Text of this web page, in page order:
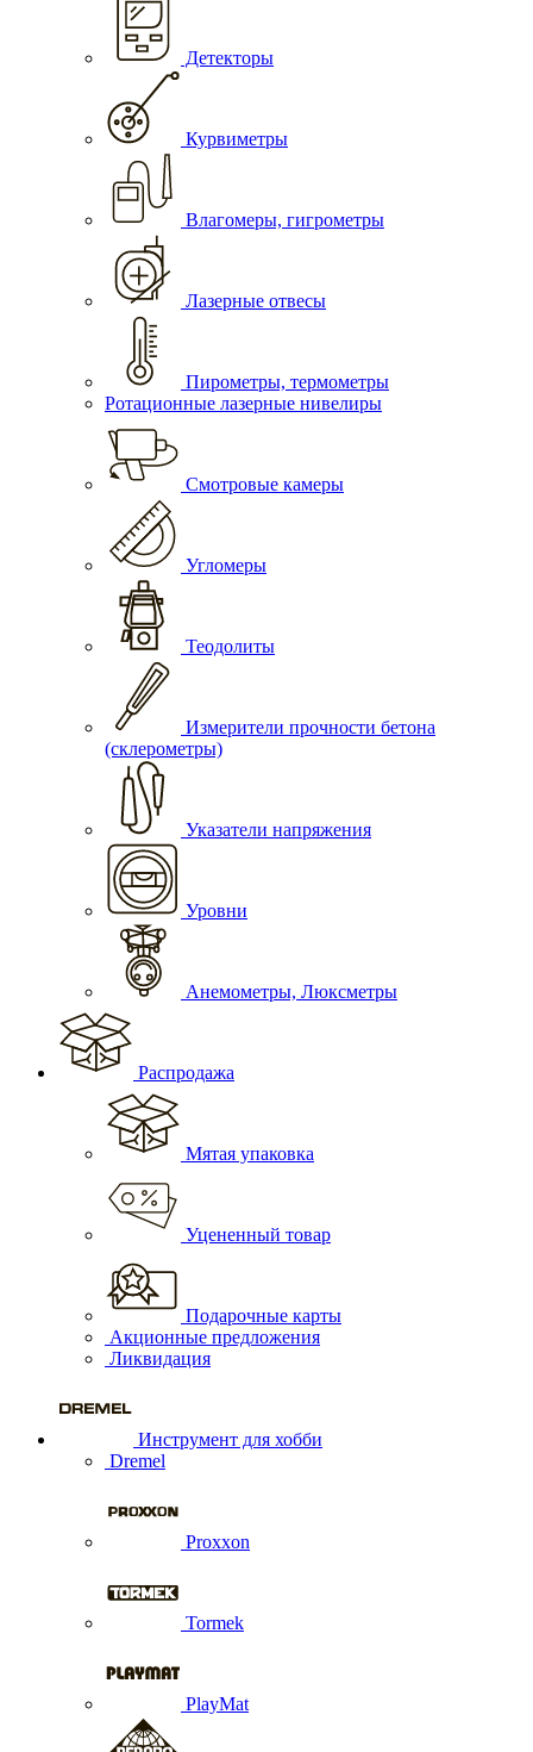
Детекторы
Курвиметры
Влагомеры, гигрометры
Лазерные отвесы
Пирометры, термометры
Ротационные лазерные нивелиры
Смотровые камеры
Угломеры
Теодолиты
Измерители прочности бетона
(склерометры)
Указатели напряжения
Уровни
Анемометры, Люксметры
Распродажа
Мятая упаковка
Уцененный товар
Подарочные карты
Акционные предложения
Ликвидация
Инструмент для хобби
Dremel
Proxxon
Tormek
PlayMat